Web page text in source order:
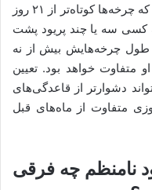
در واقع پریودهای نامنظم زمانی هستند که چرخه‌ها کوتاه‌تر از ۲۱ روز
زمانی که کسی سه یا چند پریود پشت
طول چرخه‌هایش بیش از نه
متفاوت خواهد بود. تعیین
دشوارتر از قاعدگی‌های
متفاوت از ماه‌های قبل
نامنظم چه فرقی